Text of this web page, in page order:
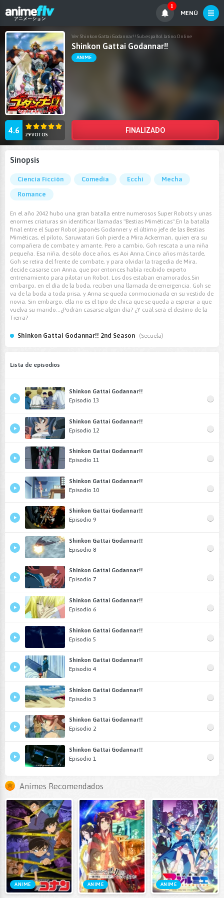
1
MENÚ
Ver Shinkon Gattai Godannar!! Sub español latino Online
Shinkon Gattai Godannar!!
ANIME
4.6 29 VOTOS
FINALIZADO
Sinopsis
Ciencia Ficción Comedia Ecchi
Mecha
Romance
En el año 2042 hubo una gran batalla entre numerosos Super Robots y unas
enormes criaturas sin identificar llamadas "Bestias Miméticas".En la batalla
final entre el Super Robot japonés Godanner y el último jefe de las Bestias
Miméticas, el piloto, Saruwatari Goh pierde a Mira Ackerman, quien era su
compañera de combate y amante. Pero a cambio, Goh rescata a una niña
pequeña. Esa niña, de sólo doce años, es Aoi Anna.Cinco años más tarde,
Goh se retira del frente de combate, y para olvidar la tragedia de Mira,
decide casarse con Anna, que por entonces había recibido experto
entrenamiento para pilotar un Robot. Los dos estaban enamorados.Sin
embargo, en el día de la boda, reciben una llamada de emergencia. Goh se
va de la boda a toda prisa, y Anna se queda conmocionada en su vestido de
novia. Sin embargo, ella no es el tipo de chica que se queda a esperar a que
vuelva su marido...¿Podrán casarse algún día? ¿Y cuál será el destino de la
Tierra?
Shinkon Gattai Godannar!! 2nd Season (Secuela)
Lista de episodios
Shinkon Gattai Godannar!!
Episodio 13
Shinkon Gattai Godannar!!
Episodio 12
Shinkon Gattai Godannar!!
Episodio 11
Shinkon Gattai Godannar!!
Episodio 10
Shinkon Gattai Godannar!!
Episodio 9
Shinkon Gattai Godannar!!
Episodio 8
Shinkon Gattai Godannar!!
Episodio 7
Shinkon Gattai Godannar!!
Episodio 6
Shinkon Gattai Godannar!!
Episodio 5
Shinkon Gattai Godannar!!
Episodio 4
Shinkon Gattai Godannar!!
Episodio 3
Shinkon Gattai Godannar!!
Episodio 2
Shinkon Gattai Godannar!!
Episodio 1
Animes Recomendados
ANIME ANIME ANIME